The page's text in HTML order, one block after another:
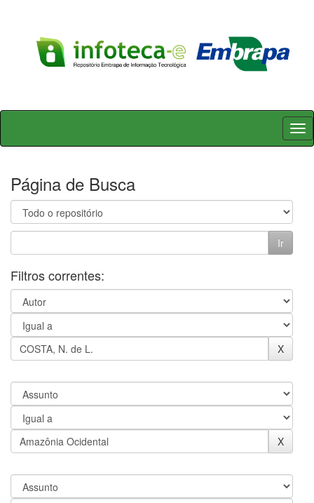
Skip
Página de Busca
Filtros correntes: